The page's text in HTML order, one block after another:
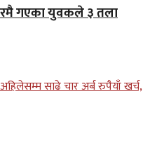
गएका युवकले ३ तला